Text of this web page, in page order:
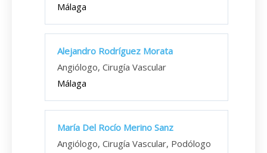
Málaga
Alejandro Rodríguez Morata
Angiólogo, Cirugía Vascular
Málaga
María Del Rocío Merino Sanz
Angiólogo, Cirugía Vascular, Podólogo